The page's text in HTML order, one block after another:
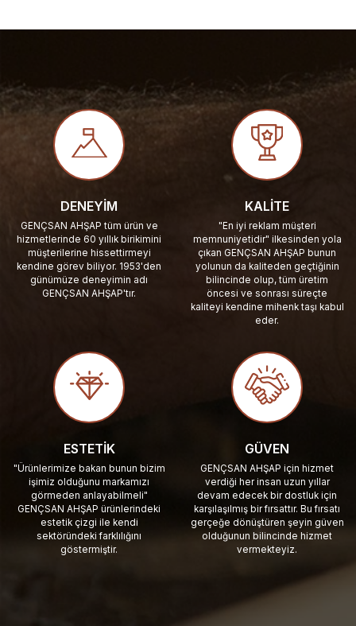
DENEYIM
GENÇSAN AHŞAP tüm ürün ve
hizmetlerinde 60 yıllık birikimini
müşterilerine hissettirmeyi
kendine görev biliyor. 1953'den
günümüze deneyimin adı
GENÇSAN AHŞAP'tır.
KALITE
"En iyi reklam müşteri
memnuniyetidir" ilkesinden yola
çıkan GENÇSAN AHŞAP bunun
yolunun da kaliteden geçtiğinin
bilincinde olup, tüm üretim
öncesi ve sonrası süreçte
kaliteyi kendine mihenk taşı kabul
eder.
ESTETIK
"Ürünlerimize bakan bunun bizim
işimiz olduğunu markamızı
görmeden anlayabilmeli"
GENÇSAN AHŞAP ürünlerindeki
estetik çizgi ile kendi
sektöründeki farklılığını
göstermiştir.
GÜVEN
GENÇSAN AHŞAP için hizmet
verdiği her insan uzun yıllar
devam edecek bir dostluk için
karşılaşılmış bir fırsattır. Bu fırsatı
gerçeğe dönüştüren şeyin güven
olduğunun bilincinde hizmet
vermekteyiz.